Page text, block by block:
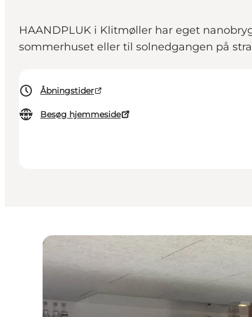
HAANDPLUK i Klitmøller har eget
sommerhuset eller til solnedgangen på
Åbningstider
Besøg hjemmeside